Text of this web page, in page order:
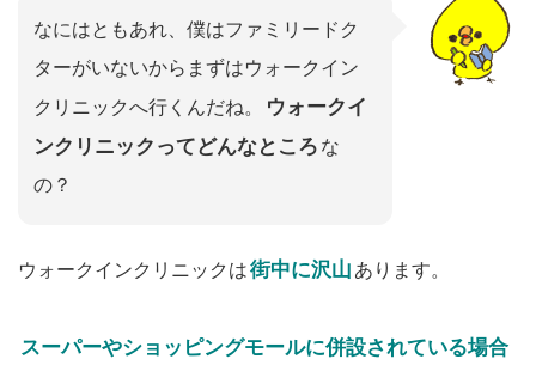
なにはともあれ、僕はファミリードク
ターがいないからまずはウォークイン
クリニックへ行くんだね。
ウォークイ
ンクリニックってどんなところ な
の？
ウォークインクリニックは街中に沢山 あります。
スーパーやショッピングモールに併設されている場合